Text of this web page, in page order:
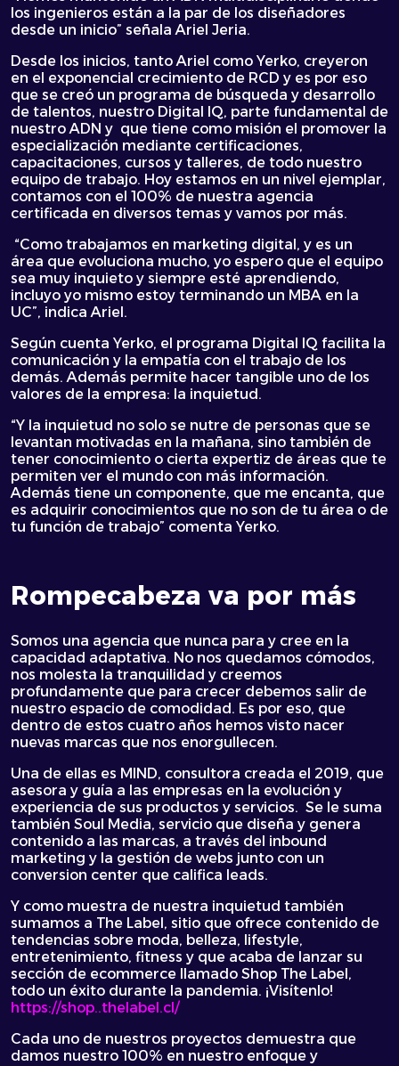
los ingenieros están a la par de los diseñadores
desde un inicio” señala Ariel Jeria.
Desde los inicios, tanto Ariel como Yerko, creyeron
en el exponencial crecimiento de RCD y es por eso
que se creó un programa de búsqueda y desarrollo
de talentos, nuestro Digital IQ, parte fundamental de
nuestro ADN y que tiene como misión el promover la
especialización mediante certificaciones,
capacitaciones, cursos y talleres, de todo nuestro
equipo de trabajo. Hoy estamos en un nivel ejemplar,
contamos con el 100% de nuestra agencia
certificada en diversos temas y vamos por más.
“Como trabajamos en marketing digital, y es un
área que evoluciona mucho, yo espero que el equipo
sea muy inquieto y siempre esté aprendiendo,
incluyo yo mismo estoy terminando un MBA en la
UC”, indica Ariel.
Según cuenta Yerko, el programa Digital IQ facilita la
comunicación y la empatía con el trabajo de los
demás. Además permite hacer tangible uno de los
valores de la empresa: la inquietud.
“Y la inquietud no solo se nutre de personas que se
levantan motivadas en la mañana, sino también de
tener conocimiento o cierta expertiz de áreas que te
permiten ver el mundo con más información.
Además tiene un componente, que me encanta, que
es adquirir conocimientos que no son de tu área o de
tu función de trabajo” comenta Yerko.
Rompecabeza va por más
Somos una agencia que nunca para y cree en la
capacidad adaptativa. No nos quedamos cómodos,
nos molesta la tranquilidad y creemos
profundamente que para crecer debemos salir de
nuestro espacio de comodidad. Es por eso, que
dentro de estos cuatro años hemos visto nacer
nuevas marcas que nos enorgullecen.
Una de ellas es MIND, consultora creada el 2019, que
asesora y guía a las empresas en la evolución y
experiencia de sus productos y servicios. Se le suma
también Soul Media, servicio que diseña y genera
contenido a las marcas, a través del inbound
marketing y la gestión de webs junto con un
conversion center que califica leads.
Y como muestra de nuestra inquietud también
sumamos a The Label, sitio que ofrece contenido de
tendencias sobre moda, belleza, lifestyle,
entretenimiento, fitness y que acaba de lanzar su
sección de ecommerce llamado Shop The Label,
todo un éxito durante la pandemia. ¡Visítenlo!
https://shop..thelabel.cl/
Cada uno de nuestros proyectos demuestra que
damos nuestro 100% en nuestro enfoque y